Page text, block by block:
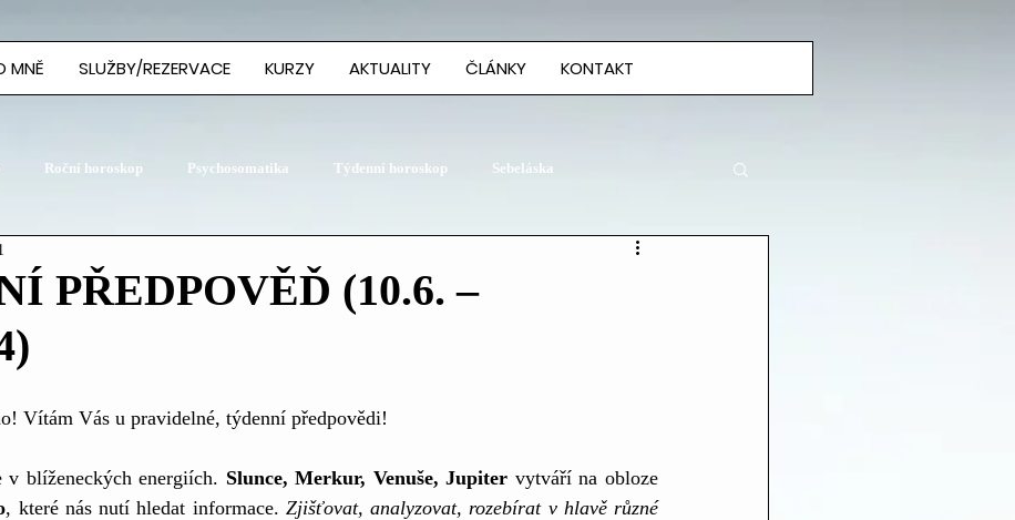
MNĚ SLUŽBY/REZERVACE KURZY AKTUALITY ČLÁNKY KONTAKT
Roční horoskop Psychosomatika Týdenní horoskop Sebeláska
PŘEDPOVĚĎ (10.6. –
Vítám Vás u pravidelné, týdenní předpovědi!
v blíženeckých energiích. Slunce, Merkur, Venuše, Jupiter vytváří na obloze
, které nás nutí hledat informace. Zjišťovat, analyzovat, rozebírat v hlavě různé